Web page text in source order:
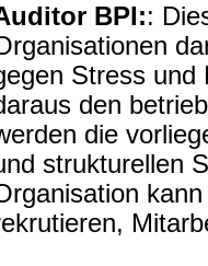
BPI::
Stress und
den
die
strukturellen